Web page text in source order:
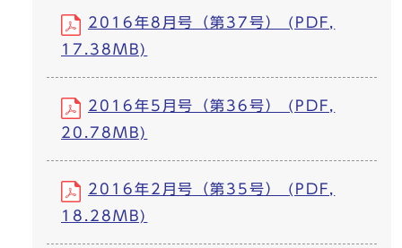
2016年8月号（第37号） (PDF,
17.38MB)
2016年5月号（第36号） (PDF,
20.78MB)
2016年2月号（第35号） (PDF,
18.28MB)